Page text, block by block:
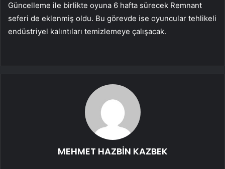
Güncelleme ile birlikte oyuna 6 hafta sürecek Remnant
seferi de eklenmiş oldu. Bu görevde ise oyuncular tehlikeli
endüstriyel kalıntıları temizlemeye çalışacak.
MEHMET HAZBİN KAZBEK